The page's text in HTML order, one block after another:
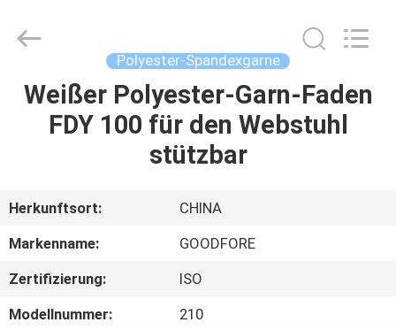
ZU
HAUSE
VIDEOS
ÜBER
UNS
Machinery
Co.,Ltd.
Polyester-Spandexgarne
Weißer Polyester-Garn-Faden
FDY 100 für den Webstuhl
stützbar
Herkunftsort:
CHINA
Markenname:
GOODFORE
Zertifizierung:
ISO
Modellnummer:
210